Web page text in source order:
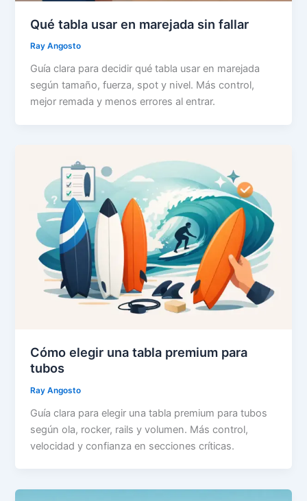
Qué tabla usar en marejada sin fallar
Ray Angosto
Guía clara para decidir qué tabla usar en marejada
según tamaño, fuerza, spot y nivel. Más control,
mejor remada y menos errores al entrar.
Cómo elegir una tabla premium para
tubos
Ray Angosto
Guía clara para elegir una tabla premium para tubos
según ola, rocker, rails y volumen. Más control,
velocidad y confianza en secciones críticas.